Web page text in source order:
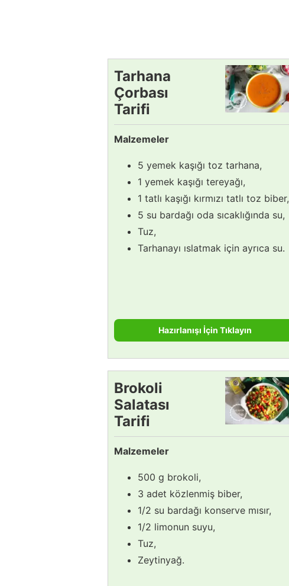
Tarhana
Çorbası
Tarifi
Malzemeler
5 yemek kaşığı toz tarhana,
1 yemek kaşığı tereyağı,
1 tatlı kaşığı kırmızı tatlı toz biber,
5 su bardağı oda sıcaklığında su,
Tuz,
Tarhanayı ıslatmak için ayrıca su.
Hazırlanışı İçin Tıklayın
Brokoli
Salatası
Tarifi
Malzemeler
500 g brokoli,
3 adet közlenmiş biber,
1/2 su bardağı konserve mısır,
1/2 limonun suyu,
Tuz,
Zeytinyağ.